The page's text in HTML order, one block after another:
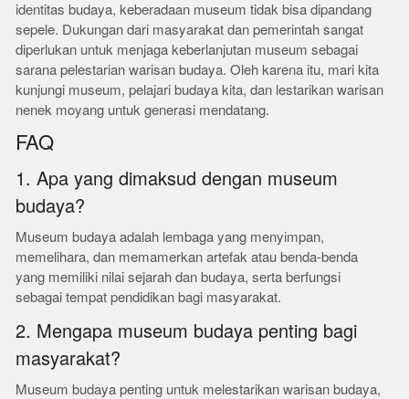
identitas budaya, keberadaan museum tidak bisa dipandang
sepele. Dukungan dari masyarakat dan pemerintah sangat
diperlukan untuk menjaga keberlanjutan museum sebagai
sarana pelestarian warisan budaya. Oleh karena itu, mari kita
kunjungi museum, pelajari budaya kita, dan lestarikan warisan
nenek moyang untuk generasi mendatang.
FAQ
1. Apa yang dimaksud dengan museum
budaya?
Museum budaya adalah lembaga yang menyimpan,
memelihara, dan memamerkan artefak atau benda-benda
yang memiliki nilai sejarah dan budaya, serta berfungsi
sebagai tempat pendidikan bagi masyarakat.
2. Mengapa museum budaya penting bagi
masyarakat?
Museum budaya penting untuk melestarikan warisan budaya,